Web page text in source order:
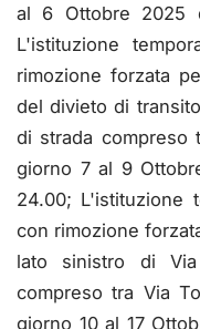
al 6 Ottobre 2025
L'istituzione
rimozione forzata
del divieto di
di strada compreso
giorno 7 al 9
24.00; L'istituzione
con rimozione
lato sinistro di
compreso tra Via
giorno 10 al 17